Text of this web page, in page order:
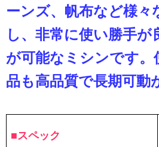
ーンズ、帆布など様々
し、非常に使い勝手が
が可能なミシンです
品も高品質で長期可動
■スペック